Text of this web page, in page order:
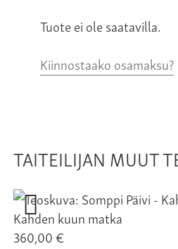
Tuote ei ole saatavilla.
Kiinnostaako osamaksu?
TAITEILIJAN MUUT
Kahden kuun matka
360,00 €